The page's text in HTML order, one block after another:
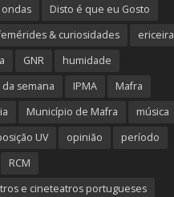
Disto é que eu Gosto
& curiosidades
ericeira
GNR
humidade
semana
IPMA
Mafra
Município de Mafra
música
UV
opinião
período
RCM
e cineteatros portugueses